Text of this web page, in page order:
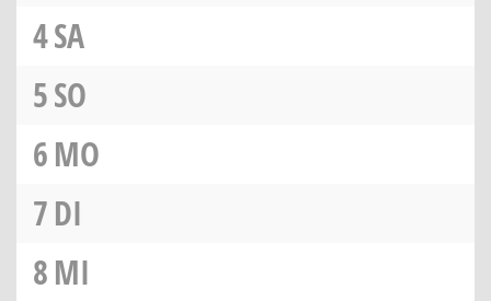
4SA
5SO
6MO
7DI
8MI